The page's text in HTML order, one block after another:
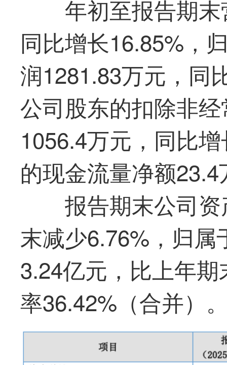
年初至报告期
同比增长16.85%，
润1281.83万元，同
公司股东的扣除非
1056.4万元，同比
的现金流量净额
报告期末公司
末减少6.76%，归
3.24亿元，比上年
率36.42%（合并）